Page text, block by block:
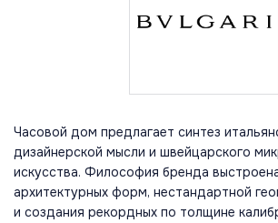
Часовой дом предлагает синтез
дизайнерской мысли и швейцарского
искусства. Философия бренда
архитектурных форм, нестандартной
и создания рекордных по толщине